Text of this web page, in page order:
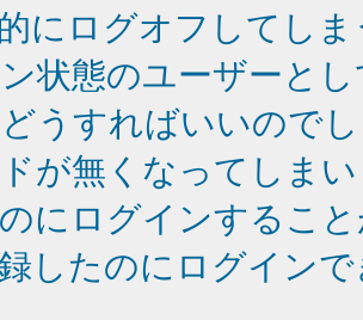
にログオフしてし
状態のユーザーと
うすればいいので
が無くなってしま
にログインするこ
したのにログイン